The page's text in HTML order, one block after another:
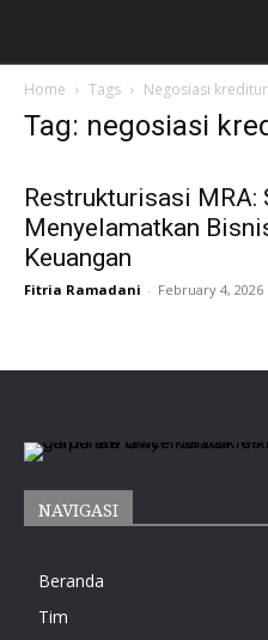
Home Tags Negosiasi
Tag: negosiasi
Restrukturisasi
Menyelamatkan
Keuangan
Fitria Ramadani - February 4, 2026
NAVIGASI
Beranda
Tim